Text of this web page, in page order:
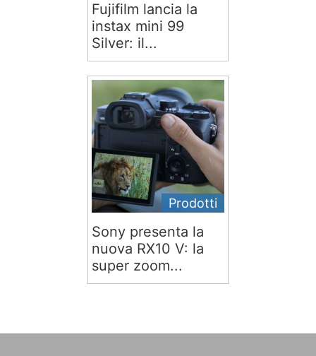
Fujifilm lancia la
instax mini 99
Silver: il...
Prodotti
Sony presenta la
nuova RX10 V: la
super zoom...